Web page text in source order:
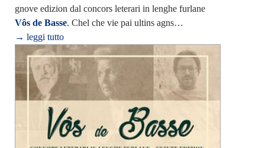
gnove edizion dal concors leterari in lenghe furlane
Vôs de Basse. Chel che vie pai ultins agns…
→ leggi tutto